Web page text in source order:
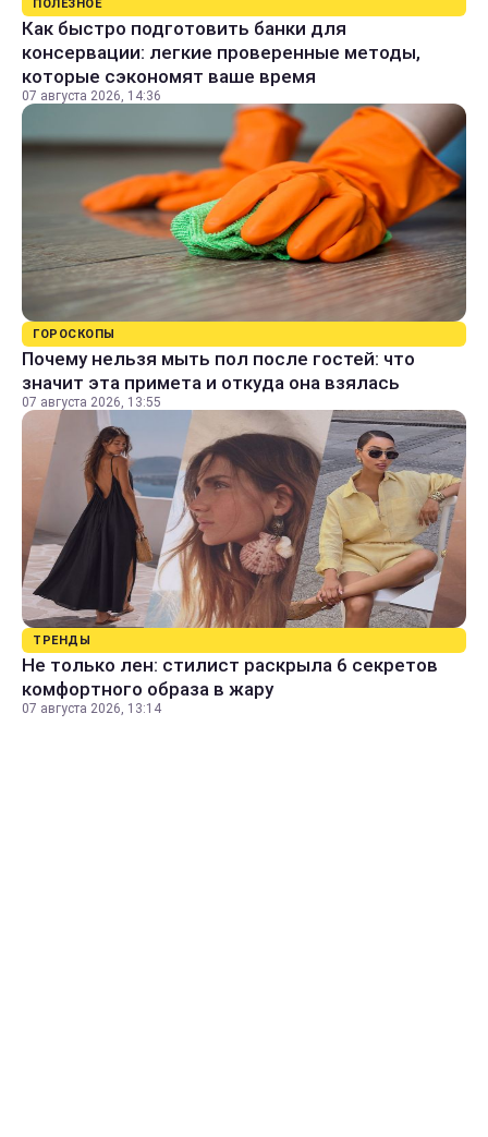
ПОЛЕЗНОЕ
Как быстро подготовить банки для
консервации: легкие проверенные методы,
которые сэкономят ваше время
07 августа 2026, 14:36
ГОРОСКОПЫ
Почему нельзя мыть пол после гостей: что
значит эта примета и откуда она взялась
07 августа 2026, 13:55
ТРЕНДЫ
Не только лен: стилист раскрыла 6 секретов
комфортного образа в жару
07 августа 2026, 13:14